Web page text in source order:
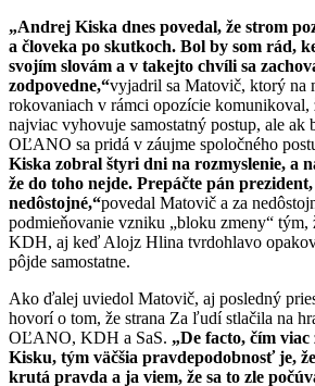
„Andrej Kiska dnes povedal, že strom
a človeka po skutkoch. Bol by som rád,
svojím slovám a v takejto chvíli sa
zodpovedne,“vyjadril sa Matovič, ktorý na
rokovaniach v rámci opozície
najviac vyhovuje samostatný postup, ale ak
OĽANO sa pridá v záujme spoločného
Kiska zobral štyri dni na rozmyslenie, a
že do toho nejde. Prepáčte pán
nedôstojné,“povedal Matovič a za
podmieňovanie vzniku „bloku zmeny“
KDH, aj keď Alojz Hlina tvrdohlavo
pôjde samostatne.
Ako ďalej uviedol Matovič, aj posledný
hovorí o tom, že strana Za ľudí stlačila na
OĽANO, KDH a SaS. „De facto, čím
Kisku, tým väčšia pravdepodobnosť je,
krutá pravda a ja viem, že sa to zle